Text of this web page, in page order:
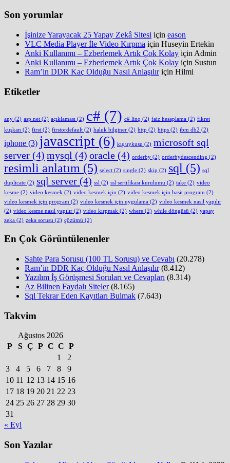
Son yorumlar
İşinize Yarayacak 25 Yapay Zekâ Sitesi için eason
VLC Media Player İle Video Kırpma için Huseyin Ertekin
Anki Kullanımı – Ezberlemek Artık Çok Kolay için Admin
Anki Kullanımı – Ezberlemek Artık Çok Kolay için Sustun
Ram’in DDR Kaç Olduğu Nasıl Anlaşılıriçin Hilmi
Etiketler
any (2) asp.net (2) açıklaması (2) c# (7) c# linq (2) faiz hesaplama (2) fikret
kuşkan (2) first (2) firstordefault (2) haluk bilginer (2) http (2) https (2) ibm db2 (2)
iphone (3) javascript (6) kış uykusu (2) microsoft sql
server (4) mysql (4) oracle (4) orderby (2) orderbydescending (2)
resimli anlatım (5) select (2) single (2) skip (2) sql (5) sql
duplicate (2) sql server (4) ssl (2) ssl sertifikası kurulumu (2) take (2) video
kesme (2) video kesmek (2) video kesmek için (2) video kesmek için basit program (2)
video kesmek için program (2) video kesmek için uygulama (2) video kesmek nasıl yapılır
(2) video kesme nasıl yapılır (2) video kırpmak (2) where (2) while döngüsü (2) yapay
zeka (2) zeka sorusu (2) çözümü (2)
En Çok Görüntülenenler
Sahte Para Sorusu (100 TL Sorusu) ve Cevabı (20.278)
Ram’in DDR Kaç Olduğu Nasıl Anlaşılır (8.412)
Yazılım İş Görüşmesi Soruları ve Cevapları (8.314)
Az Bilinen Faydalı Siteler (8.165)
Sql Tekrar Eden Kayıtları Bulmak (7.643)
Takvim
Ağustos 2026
P
S Ç P C C P
1
2
3
4 5 6 7 8
9
10 11 12 13 14 15 16
17 18 19 20 21 22 23
24 25 26 27 28 29 30
31
« Eyl
Son Yazılar